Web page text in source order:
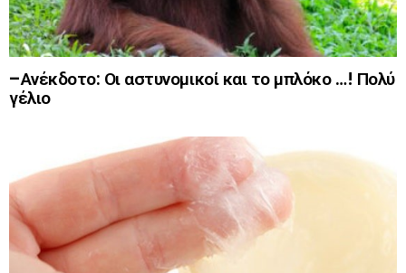
–Ανέκδοτο: Οι αστυνομικοί και το μπλόκο …! Πολύ
γέλιο